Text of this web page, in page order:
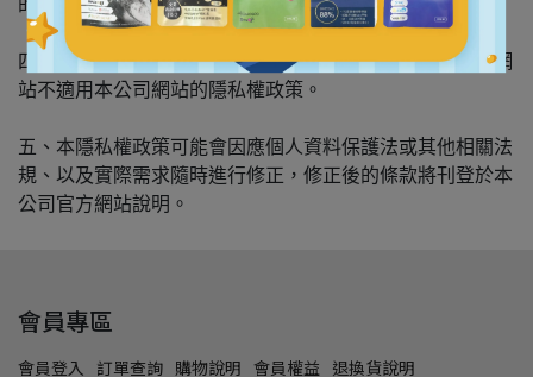
的法律處分。
四、本公司官方網頁提供其他網站的網路連結，但該連結網
站不適用本公司網站的隱私權政策。
五、本隱私權政策可能會因應個人資料保護法或其他相關法
規、以及實際需求隨時進行修正，修正後的條款將刊登於本
公司官方網站說明。
會員專區
會員登入 訂單查詢 購物說明 會員權益 退換貨說明